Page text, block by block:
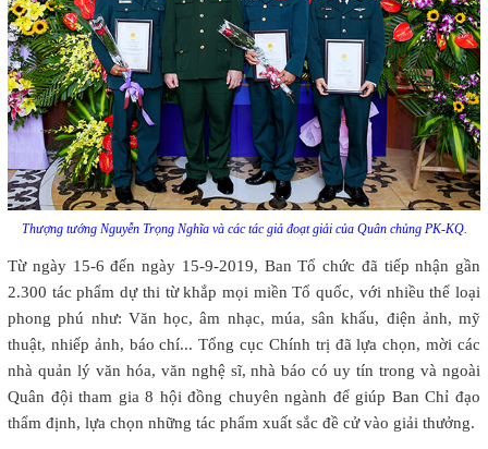
Thượng tướng Nguyễn Trọng Nghĩa và các tác giả đoạt giải của Quân chủng PK-KQ.
Từ ngày 15-6 đến ngày 15-9-2019, Ban Tổ chức đã tiếp nhận gần
2.300 tác phẩm dự thi từ khắp mọi miền Tổ quốc, với nhiều thể loại
phong phú như: Văn học, âm nhạc, múa, sân khấu, điện ảnh, mỹ
thuật, nhiếp ảnh, báo chí... Tổng cục Chính trị đã lựa chọn, mời các
nhà quản lý văn hóa, văn nghệ sĩ, nhà báo có uy tín trong và ngoài
Quân đội tham gia 8 hội đồng chuyên ngành để giúp Ban Chỉ đạo
thẩm định, lựa chọn những tác phẩm xuất sắc đề cử vào giải thưởng.